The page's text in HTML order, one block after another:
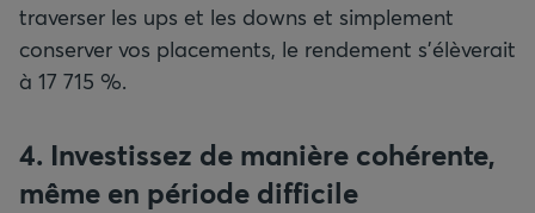
traverser les ups et les downs et simplement
conserver vos placements, le rendement s'élèverait
à 17 715 %.
4. Investissez de manière cohérente,
même en période difficile